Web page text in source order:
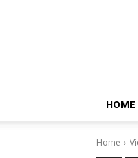
HOME
Home